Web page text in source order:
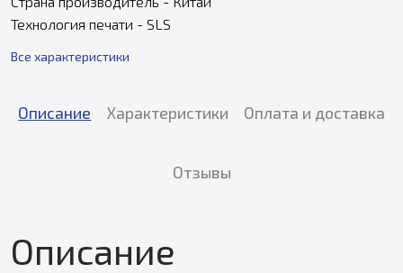
Технология печати - SLS
Все характеристики
Описание Характеристики Оплата и доставка
Отзывы
Описание